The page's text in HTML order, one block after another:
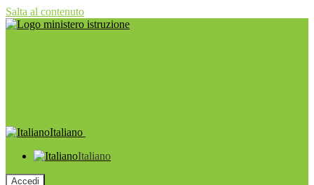
Salta al contenuto
Italiano
Italiano
Accedi